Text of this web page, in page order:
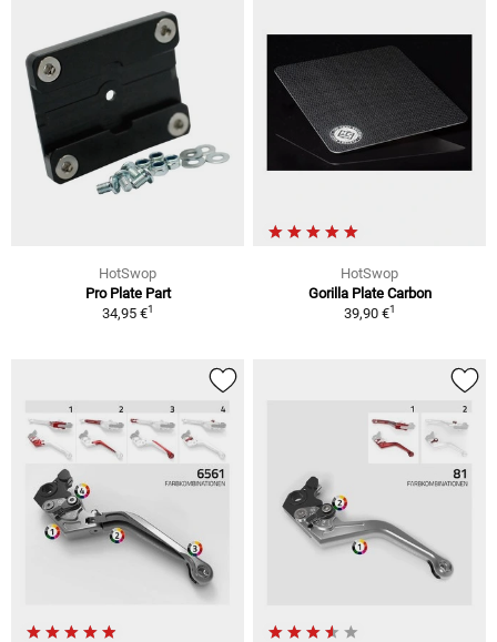
HotSwop
Pro Plate Part
34,95 €1
HotSwop
Gorilla Plate Carbon
39,90 €1